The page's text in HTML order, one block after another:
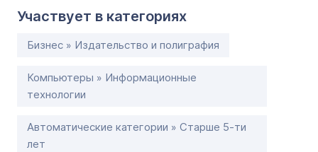
Участвует в категориях
Бизнес » Издательство и полиграфия
Компьютеры » Информационные
технологии
Автоматические категории » Старше 5-ти
лет